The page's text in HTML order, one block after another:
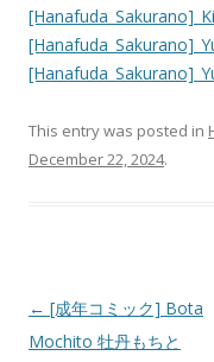
This entry was posted in
December 22, 2024.
Post
navigation
← [成年コミック] Bota
Mochito 牡丹もちと